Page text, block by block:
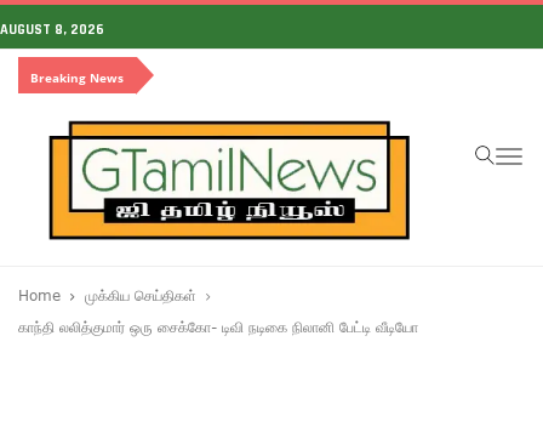
AUGUST 8, 2026
Breaking News
Home
முக்கிய செய்திகள்
காந்தி லலித்குமார் ஒரு சைக்கோ- டிவி நடிகை நிலானி பேட்டி வீடியோ